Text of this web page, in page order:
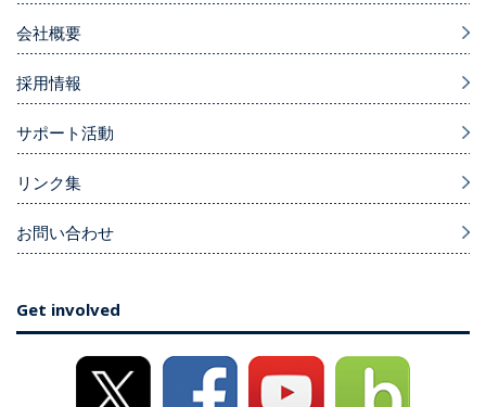
会社概要
採用情報
サポート活動
リンク集
お問い合わせ
Get involved